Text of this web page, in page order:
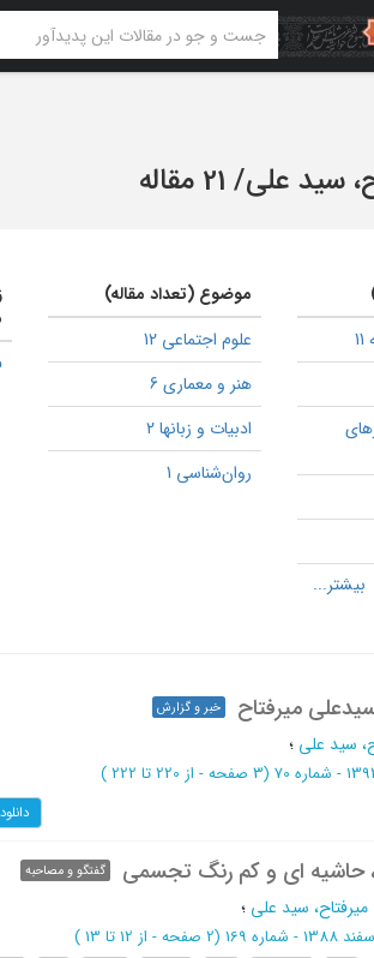
سید علی/ 21 مقاله
موضوع (تعداد مقاله)
علوم اجتماعی 12
هنر و معماری 6
ادبیات و زبانها 2
روان‌شناسی 1
میرفتاح خبر و گزارش
سید علی ؛
(‎3 صفحه - از 220 تا 222 )
دانلود
حاشیه ای و کم رنگ تجسمی گفتگو و مصاحبه
میرفتاح، سید علی ؛
(‎2 صفحه - از 12 تا 13 )